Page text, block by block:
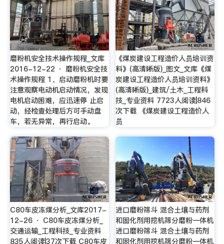
磨粉机安全技术操作规程_文库
2016-12-22 · 磨粉机安全技
术操作规程 1、启动磨粉机时要
注意观察电动机启动情况，发现
电机启动困难，应迅速停 止启
动，经检查处理后方可手动盘
车，若无异常，再行启动。
《煤炭建设工程造价人员培训资
料》(高清晰版)_图文_文库《煤
炭建设工程造价人员培训资料》
(高清晰版)_建筑/土木_工程科
技_专业资料 7723人阅读|846
次下载 《煤炭建设工程造价人
员
C80车皮冻煤分析_文库2017-
12-26 · C80车皮冻煤分析_
交通运输_工程科技_专业资料
835人阅读|37次下载 C80车皮
进口磨粉筛斗 混合土壤与药剂
和固化剂用挖机筛分磨粉一体机
进口磨粉筛斗 混合土壤与药剂
和固化剂用挖机筛分磨粉一体机